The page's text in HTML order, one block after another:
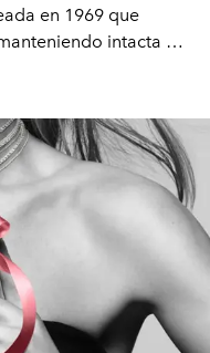
en 1969 que
intacta su